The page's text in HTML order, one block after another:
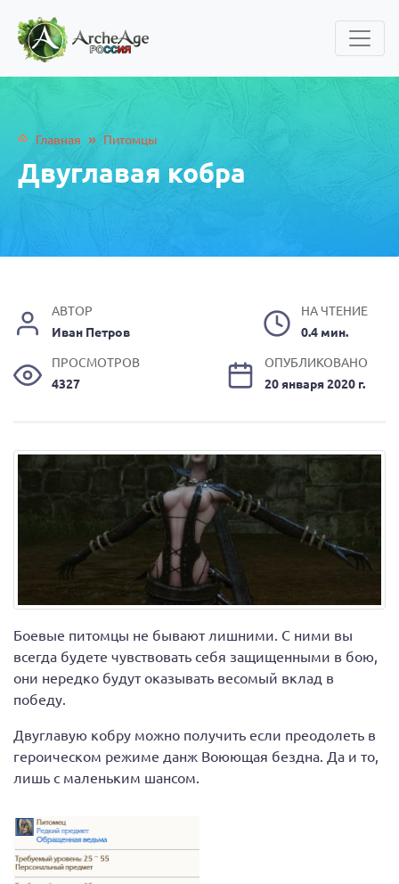
Главная » Питомцы
Двуглавая кобра
АВТОР
Иван Петров
НА ЧТЕНИЕ
0.4 мин.
ПРОСМОТРОВ
4327
ОПУБЛИКОВАНО
20 января 2020 г.
Боевые питомцы не бывают лишними. С ними вы
всегда будете чувствовать себя защищенными в бою,
они нередко будут оказывать весомый вклад в
победу.
Двуглавую кобру можно получить если преодолеть в
героическом режиме данж Воюющая бездна. Да и то,
лишь с маленьким шансом.